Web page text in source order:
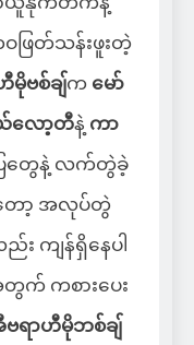
ဖြတ်သန်းဖူးတဲ့
ဗစ်ချ်က မော်
လော့တီနဲ့ ကာ
တွေနဲ့ လက်တွဲခဲ့
ော့ အလုပ်တွဲ
ကျန်ရှိနေပါ
က် ကစားပေး
ရာဟီမိုဘစ်ချ်